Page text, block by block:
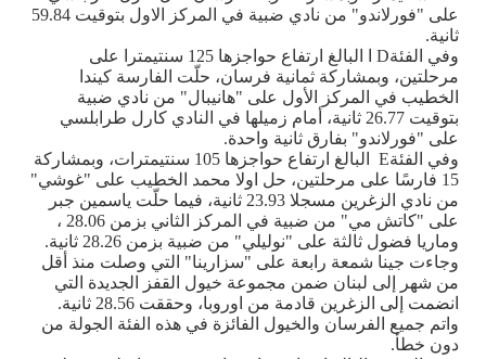
على "فورلاندو" من نادي ضبية في المركز الاول بتوقيت 59.84
ثانية.
وفي الفئةD
ا البالغ ارتفاع حواجزها 125 سنتيمترا على
مرحلتين، وبمشاركة ثمانية فرسان، حلّت الفارسة كيندا
الخطيب في المركز الأول على "هانيبال" من نادي ضبية
بتوقيت 26.77 ثانية، أمام زميلها في النادي كارل طرابلسي
على "فورلاندو" بفارق ثانية واحدة.
وفي الفئةE
البالغ ارتفاع حواجزها 105 سنتيمترات، وبمشاركة
15 فارسًا على مرحلتين، حل اولا محمد الخطيب على "غوشي"
من نادي الزغرين مسجلا 23.93 ثانية، فيما حلّت ياسمين جبر
على "كاتش مي" من ضبية في المركز الثاني بزمن 28.06 ،
وماريا فضول ثالثة على "نوليلي" من ضبية بزمن 28.26 ثانية.
وجاءت جينا شمعة رابعة على "سزارينا" التي وصلت منذ أقل
من شهر إلى لبنان ضمن مجموعة خيول القفز الجديدة التي
انضمت إلى الزغرين قادمة من اوروبا، وحققت 28.56 ثانية.
واتم جميع الفرسان والخيول الفائزة في هذه الفئة الجولة من
دون خطأ.